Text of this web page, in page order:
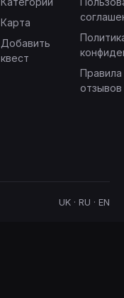
Карта
Добавить
квест
отзывов
UK · RU · EN